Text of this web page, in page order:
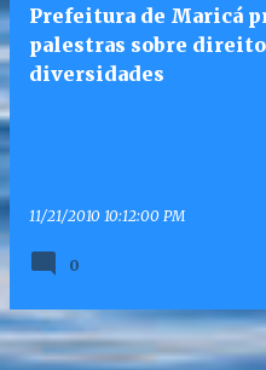
Prefeitura de Maricá
palestras sobre
diversidades
11/21/2010 10:12:00 PM
0